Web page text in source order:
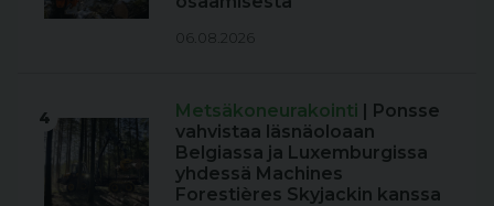
06.08.2026
4 Metsäkoneurakointi | Ponsse
vahvistaa läsnäoloaan
Belgiassa ja Luxemburgissa
yhdessä Machines
Forestières Skyjackin kanssa